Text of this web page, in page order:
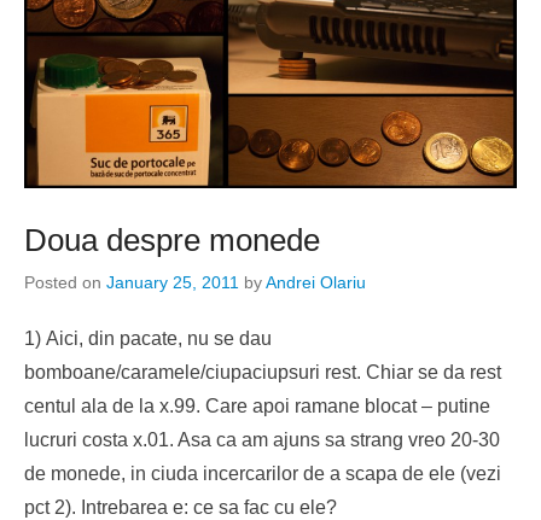
Doua despre monede
Posted on January 25, 2011 byAndrei Olariu
1) Aici, din pacate, nu se dau
bomboane/caramele/ciupaciupsuri rest. Chiar se da rest
centul ala de la x.99. Care apoi ramane blocat – putine
lucruri costa x.01. Asa ca am ajuns sa strang vreo 20-30
de monede, in ciuda incercarilor de a scapa de ele (vezi
pct 2). Intrebarea e: ce sa fac cu ele?